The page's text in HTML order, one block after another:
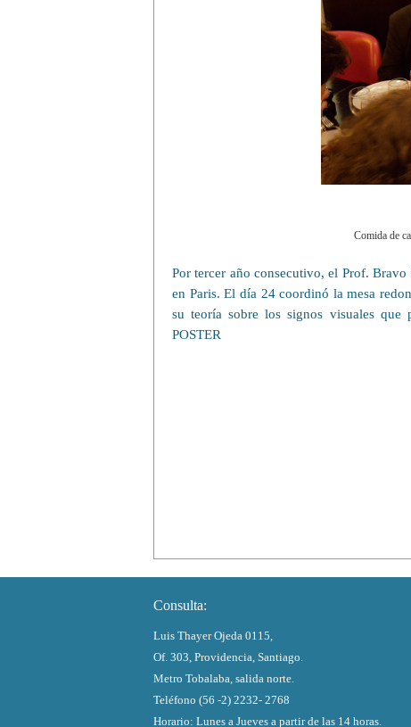
Comida de
Por tercer año consecutivo, el Prof.
en Paris. El día 24 coordinó la mesa
su teoría sobre los signos visuales que
POSTER
Consulta:
Luis Thayer Ojeda 0115,
Of. 303, Providencia, Santiago.
Metro Tobalaba, salida norte.
Teléfono (56 -2) 2232- 2768
Horario: Lunes a Jueves a partir de las 14 horas.